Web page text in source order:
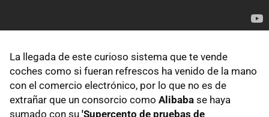
La llegada de este curioso sistema que te vende
coches como si fueran refrescos ha venido de la mano
con el comercio electrónico, por lo que no es de
extrañar que un consorcio como Alibaba se haya
sumado con su 'Supercento de pruebas de